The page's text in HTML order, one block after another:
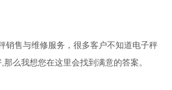
销售与维修服务，很多客户不知道电子秤
,那么我想您在这里会找到满意的答案。